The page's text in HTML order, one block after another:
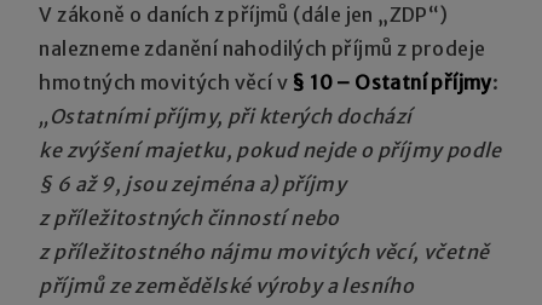
V zákoně o daních z příjmů (dále jen „ZDP“)
nalezneme zdanění nahodilých příjmů z prodeje
hmotných movitých věcí v § 10 – Ostatní příjmy:
„Ostatními příjmy, při kterých dochází
ke zvýšení majetku, pokud nejde o příjmy podle
§ 6 až 9, jsou zejména a) příjmy
z příležitostných činností nebo
z příležitostného nájmu movitých věcí, včetně
příjmů ze zemědělské výroby a lesního